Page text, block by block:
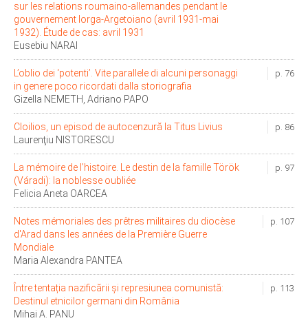
sur les relations roumaino-allemandes pendant le
gouvernement Iorga-Argetoiano (avril 1931-mai
1932). Étude de cas: avril 1931
Eusebiu NARAI
p. 76
L’oblio dei ‘potenti’. Vite parallele di alcuni personaggi
in genere poco ricordati dalla storiografia
Gizella NEMETH, Adriano PAPO
p. 86
Cloilios, un episod de autocenzură la Titus Livius
Laurenţiu NISTORESCU
p. 97
La mémoire de l’histoire. Le destin de la famille Török
(Váradi): la noblesse oubliée
Felicia Aneta OARCEA
p. 107
Notes mémoriales des prêtres militaires du diocèse
d'Arad dans les années de la Première Guerre
Mondiale
Maria Alexandra PANTEA
p. 113
Între tentația nazificării și represiunea comunistă:
Destinul etnicilor germani din România
Mihai A. PANU